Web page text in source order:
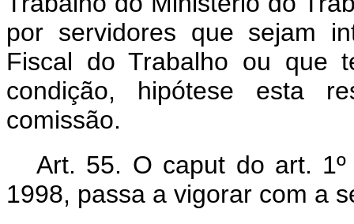
por servidores que sejam
Fiscal do Trabalho ou que
condição, hipótese esta
comissão.
Art. 55. O caput do art.
1998, passa a vigorar com a